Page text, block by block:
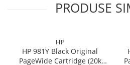
PRODUSE
HP
HP 981Y Black Original
PageWide Cartridge (20k